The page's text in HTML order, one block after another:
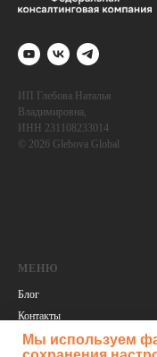
Мы используем
ИП Глебова Наталья
Владимировна,
ИНН 231108233014
© 2026 Glebova Global
МЕНЮ
Блог
Контакты
События